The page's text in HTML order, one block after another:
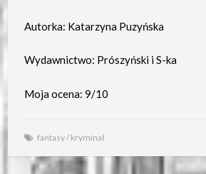
Autorka: Katarzyna Puzyńska
Wydawnictwo: Prószyński i S-ka
Moja ocena: 9/10
fantasy/kryminał